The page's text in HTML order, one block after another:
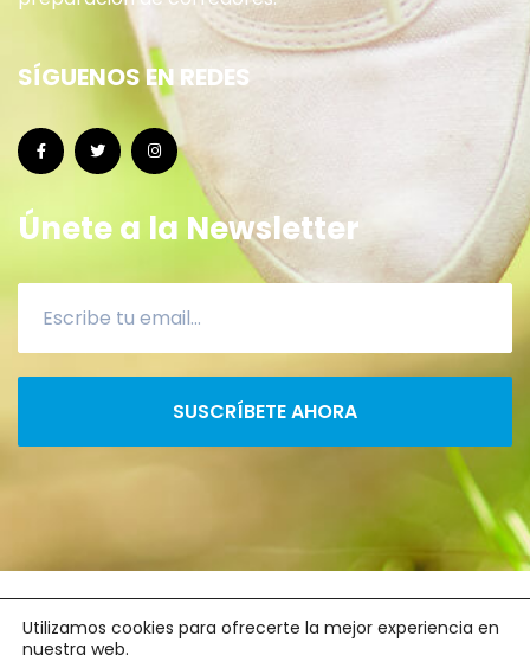
SÍGUENOS EN REDES
Únete a la Newsletter
SUSCRÍBETE AHORA
2022 ©CanaryRun- xacoprol.com
Utilizamos cookies para ofrecerte la mejor experiencia en
nuestra web.